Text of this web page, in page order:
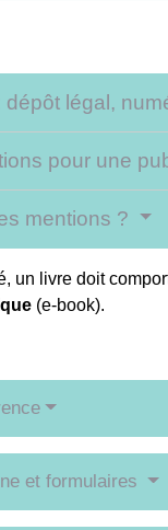
légal,
pour une
mentions ?
un livre doit
(e-book).
et formulaires